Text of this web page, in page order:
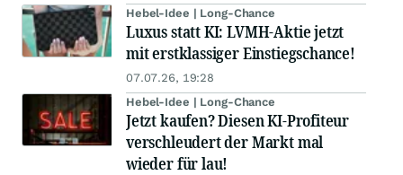
Hebel-Idee | Long-Chance
Luxus statt KI: LVMH-Aktie jetzt
mit erstklassiger Einstiegschance!
07.07.26, 19:28
Hebel-Idee | Long-Chance
Jetzt kaufen? Diesen KI-Profiteur
verschleudert der Markt mal
wieder für lau!